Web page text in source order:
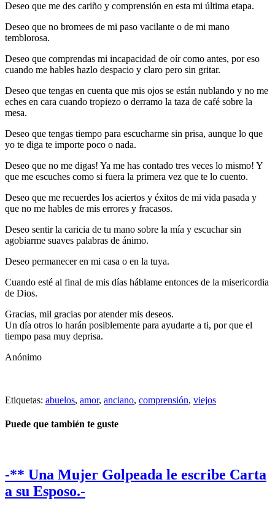
Deseo que me des cariño y comprensión en esta mi última etapa.
Deseo que no bromees de mi paso vacilante o de mi mano
temblorosa.
Deseo que comprendas mi incapacidad de oír como antes, por eso
cuando me hables hazlo despacio y claro pero sin gritar.
Deseo que tengas en cuenta que mis ojos se están nublando y no me
eches en cara cuando tropiezo o derramo la taza de café sobre la
mesa.
Deseo que tengas tiempo para escucharme sin prisa, aunque lo que
yo te diga te importe poco o nada.
Deseo que no me digas! Ya me has contado tres veces lo mismo! Y
que me escuches como si fuera la primera vez que te lo cuento.
Deseo que me recuerdes los aciertos y éxitos de mi vida pasada y
que no me hables de mis errores y fracasos.
Deseo sentir la caricia de tu mano sobre la mía y escuchar sin
agobiarme suaves palabras de ánimo.
Deseo permanecer en mi casa o en la tuya.
Cuando esté al final de mis días háblame entonces de la misericordia
de Dios.
Gracias, mil gracias por atender mis deseos.
Un día otros lo harán posiblemente para ayudarte a ti, por que el
tiempo pasa muy deprisa.
Anónimo
Etiquetas: abuelos, amor, anciano, comprensión, viejos
Puede que también te guste
-** Una Mujer Golpeada le escribe Carta
a su Esposo.-